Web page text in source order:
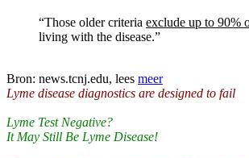
“Those older criteria exclude up to 90%
living with the disease.”
Bron: news.tcnj.edu, lees meer
Lyme disease diagnostics are designed to fail
Lyme Test Negative?
It May Still Be Lyme Disease!